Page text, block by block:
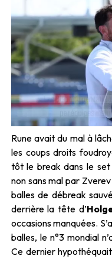
Rune avait du mal à
les coups droits
tôt le break dans le set
non sans mal par
balles de débreak
derrière la tête d’
occasions manquées.
balles, le n°3 mondial
Ce dernier